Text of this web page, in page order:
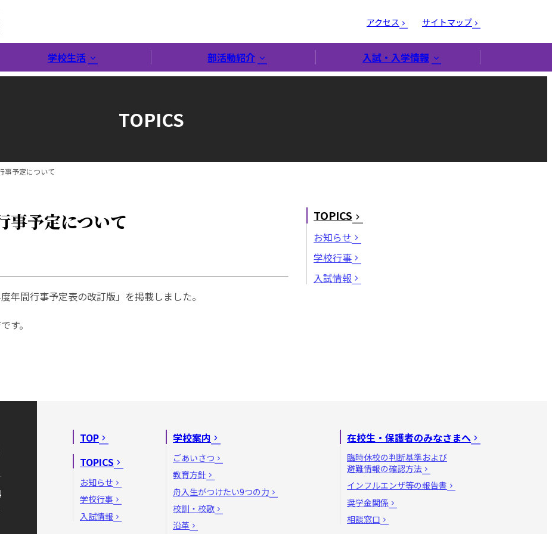
アクセス サイトマップ
学校生活 部活動紹介 入試・入学情報
TOPICS
事予定について
事予定について
年間行事予定表の改訂版」を掲載しました。
す。
TOPICS
お知らせ
学校行事
入試情報
TOP
TOPICS
お知らせ
学校行事
入試情報
学校案内
ごあいさつ
教育方針
舟入生がつけたい9つの力
校訓・校歌
沿革
在校生・保護者のみなさまへ
臨時休校の判断基準および
避難情報の確認方法
インフルエンザ等の報告書
奨学金関係
相談窓口